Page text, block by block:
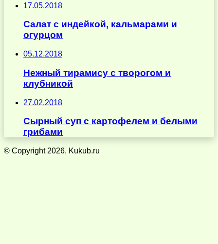
17.05.2018
Салат с индейкой, кальмарами и
огурцом
05.12.2018
Нежный тирамису с творогом и
клубникой
27.02.2018
Сырный суп с картофелем и белыми
грибами
© Copyright 2026, Kukub.ru